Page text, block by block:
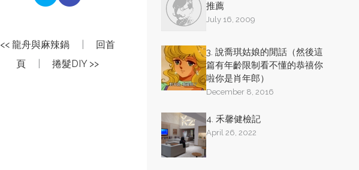
<< 龍舟與麻辣鍋
回首
頁
捲髮DIY >>
推薦
July 16, 2009
3. 說喬琪姑娘的閒話（然後這
篇有年齡限制看不懂的恭禧你
啦你是肖年郎）
December 8, 2016
4. 禾馨健檢記
April 26, 2022